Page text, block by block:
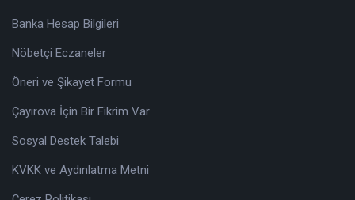
Banka Hesap Bilgileri
Nöbetçi Eczaneler
Öneri ve Şikayet Formu
Çayırova İçin Bir Fikrim Var
Sosyal Destek Talebi
KVKK ve Aydınlatma Metni